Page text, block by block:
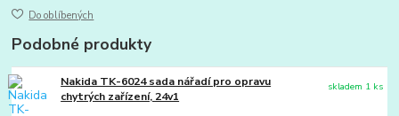
Do oblíbených
Podobné produkty
Nakida TK-6024 sada nářadí pro opravu
chytrých zařízení, 24v1
skladem 1 ks